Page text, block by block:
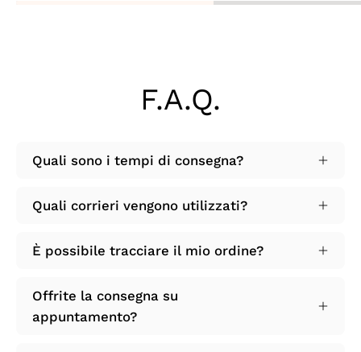
F.A.Q.
Quali sono i tempi di consegna?
Quali corrieri vengono utilizzati?
È possibile tracciare il mio ordine?
Offrite la consegna su
appuntamento?